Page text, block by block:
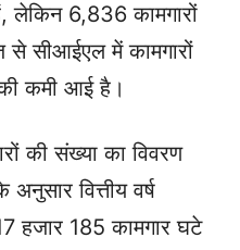
लेकिन 6,836 कामगारों
से सीआईएल में कामगारों
कमी आई है।
की संख्या का विवरण
वित्तीय वर्ष
185 कामगार घटे